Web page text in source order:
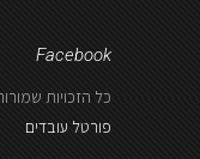
Facebook
כל הזכויות שמורות
פורטל עובדים